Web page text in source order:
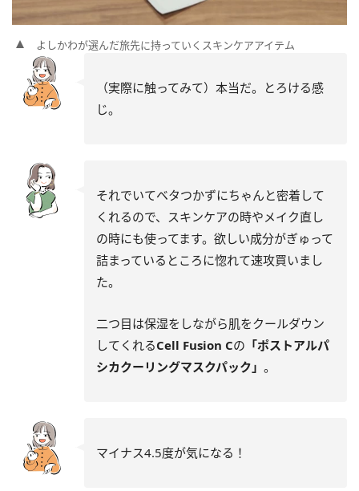
よしかわが選んだ旅先に持っていくスキンケアアイテム
（実際に触ってみて）本当だ。とろける感
じ。
それでいてベタつかずにちゃんと密着して
くれるので、スキンケアの時やメイク直し
の時にも使ってます。欲しい成分がぎゅって
詰まっているところに惚れて速攻買いまし
た。
二つ目は保湿をしながら肌をクールダウン
してくれるCell Fusion Cの 「ポストアルパ
シカクーリングマスクパック」 。
マイナス4.5度が気になる！